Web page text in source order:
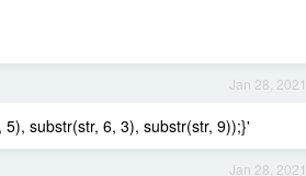
Jan 28, 2021
substr(str, 6, 3), substr(str, 9));}'
Jan 28, 2021